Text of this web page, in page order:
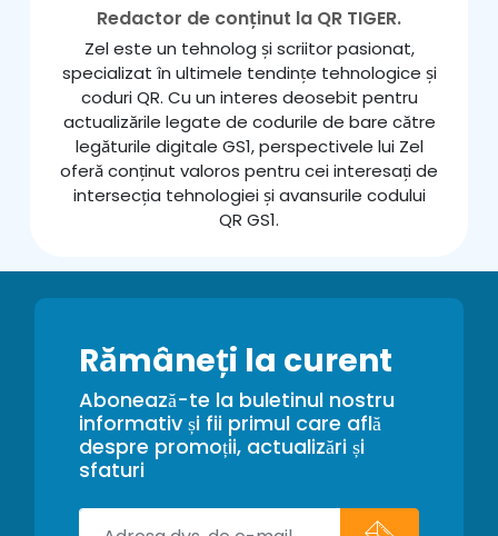
Redactor de conținut la QR TIGER.
Zel este un tehnolog și scriitor pasionat,
specializat în ultimele tendințe tehnologice și
coduri QR. Cu un interes deosebit pentru
actualizările legate de codurile de bare către
legăturile digitale GS1, perspectivele lui Zel
oferă conținut valoros pentru cei interesați de
intersecția tehnologiei și avansurile codului
QR GS1.
Rămâneți la curent
Abonează-te la buletinul nostru
informativ și fii primul care află
despre promoții, actualizări și
sfaturi